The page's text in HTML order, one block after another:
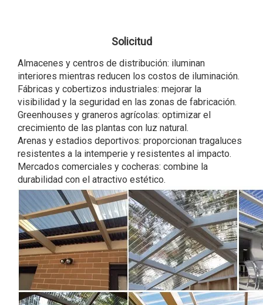
Solicitud
Almacenes y centros de distribución: iluminan
interiores mientras reducen los costos de iluminación.
Fábricas y cobertizos industriales: mejorar la
visibilidad y la seguridad en las zonas de fabricación.
Greenhouses y graneros agrícolas: optimizar el
crecimiento de las plantas con luz natural.
Arenas y estadios deportivos: proporcionan tragaluces
resistentes a la intemperie y resistentes al impacto.
Mercados comerciales y cocheras: combine la
durabilidad con el atractivo estético.